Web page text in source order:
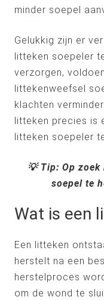
minder soepel
Gelukkig zijn er
litteken soepeler
verzorgen,
littekenweefsel
klachten
litteken precies is
litteken soepeler
💡 Tip: Op
soepel te
Wat is een
Een litteken
herstelt na een
herstelproces
om de wond te